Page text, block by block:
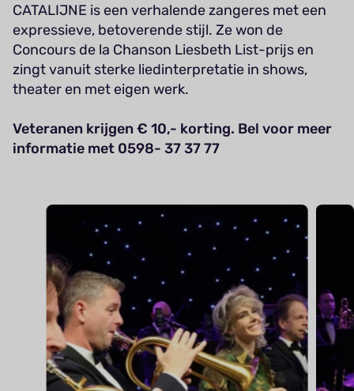
CATALIJNE is een verhalende zangeres met een
expressieve, betoverende stijl. Ze won de
Concours de la Chanson Liesbeth List-prijs en
zingt vanuit sterke liedinterpretatie in shows,
theater en met eigen werk.
Veteranen krijgen € 10,- korting. Bel voor meer
informatie met 0598- 37 37 77